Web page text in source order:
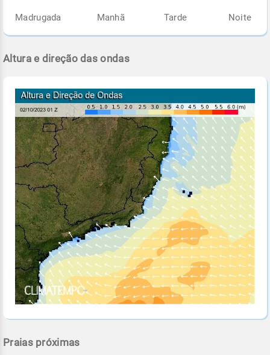
Madrugada Manhã Tarde Noite
Altura e direção das ondas
Praias próximas